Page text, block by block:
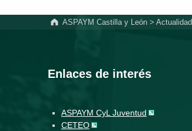
ASPAYM Castilla y León> Actualidad
Enlaces de interés
ASPAYM CyL Juventud
CETEO